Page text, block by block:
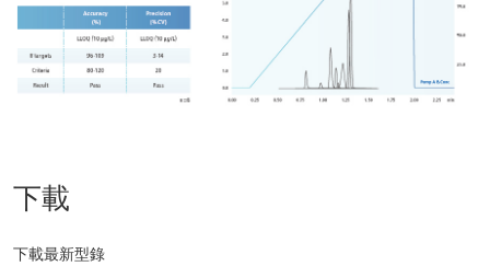
下載
下載最新型錄